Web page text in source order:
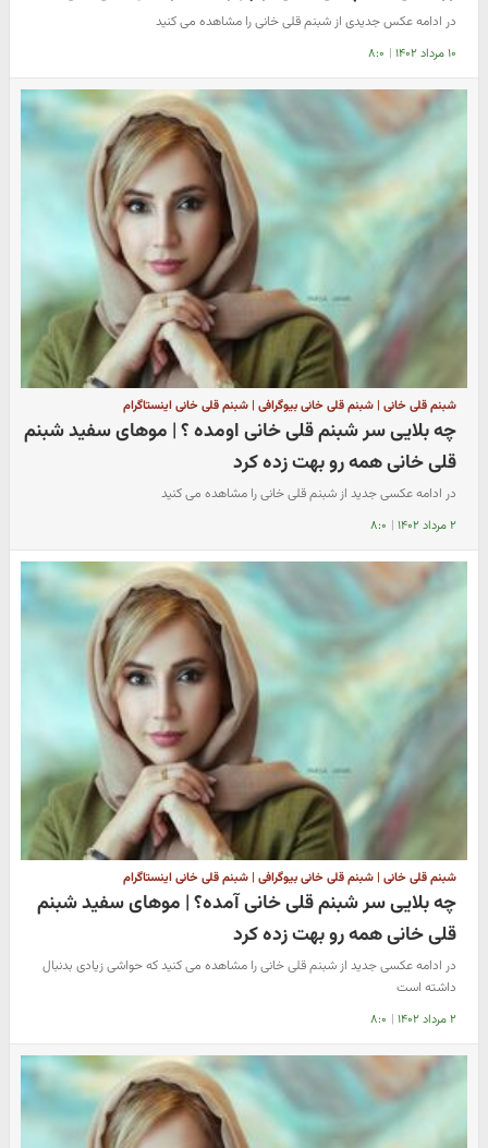
در ادامه عکس جدیدی از شبنم قلی خانی را مشاهده می کنید
۱۰ مرداد ۱۴۰۲ | ۸:۰
شبنم قلی خانی | شبنم قلی خانی بیوگرافی | شبنم قلی خانی اینستاگرام
چه بلایی سر شبنم قلی خانی اومده ؟ | موهای سفید شبنم
قلی خانی همه رو بهت زده کرد
در ادامه عکسی جدید از شبنم قلی خانی را مشاهده می کنید
۲ مرداد ۱۴۰۲ | ۸:۰
شبنم قلی خانی | شبنم قلی خانی بیوگرافی | شبنم قلی خانی اینستاگرام
چه بلایی سر شبنم قلی خانی آمده؟ | موهای سفید شبنم
قلی خانی همه رو بهت زده کرد
در ادامه عکسی جدید از شبنم قلی خانی را مشاهده می کنید که حواشی زیادی بدنبال
داشته است
۲ مرداد ۱۴۰۲ | ۸:۰